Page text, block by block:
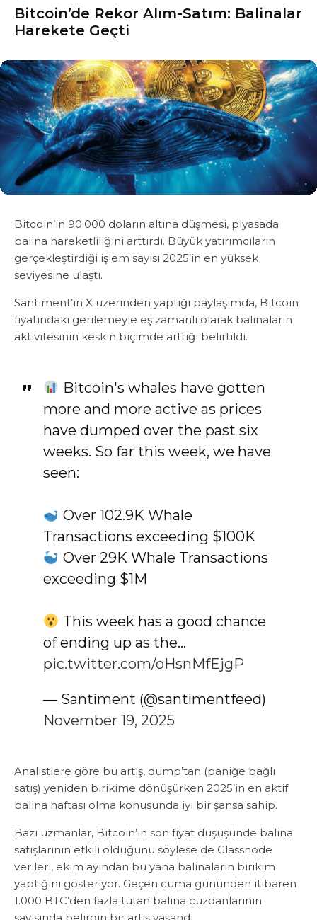
Bitcoin’de Rekor Alım-Satım: Balinalar
Harekete Geçti
Bitcoin’in 90.000 doların altına düşmesi, piyasada
balina hareketliliğini arttırdı. Büyük yatırımcıların
gerçekleştirdiği işlem sayısı 2025’in en yüksek
seviyesine ulaştı.
Santiment’in X üzerinden yaptığı paylaşımda, Bitcoin
fiyatındaki gerilemeyle eş zamanlı olarak balinaların
aktivitesinin keskin biçimde arttığı belirtildi.
Bitcoin's whales have gotten
more and more active as prices
have dumped over the past six
weeks. So far this week, we have
seen:
Over 102.9K Whale
Transactions exceeding $100K
Over 29K Whale Transactions
exceeding $1M
This week has a good chance
of ending up as the…
pic.twitter.com/oHsnMfEjgP
— Santiment (@santimentfeed)
November 19, 2025
Analistlere göre bu artış, dump’tan (paniğe bağlı
satış) yeniden birikime dönüşürken 2025’in en aktif
balina haftası olma konusunda iyi bir şansa sahip.
Bazı uzmanlar, Bitcoin’in son fiyat düşüşünde balina
satışlarının etkili olduğunu söylese de Glassnode
verileri, ekim ayından bu yana balinaların birikim
yaptığını gösteriyor. Geçen cuma gününden itibaren
1.000 BTC’den fazla tutan balina cüzdanlarının